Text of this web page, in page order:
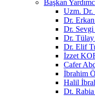
Başkan
Uzm.
Dr.
Dr.
Dr.
Dr. Elif
İzzet
Cafer
İbrahim
Halil
Dt.